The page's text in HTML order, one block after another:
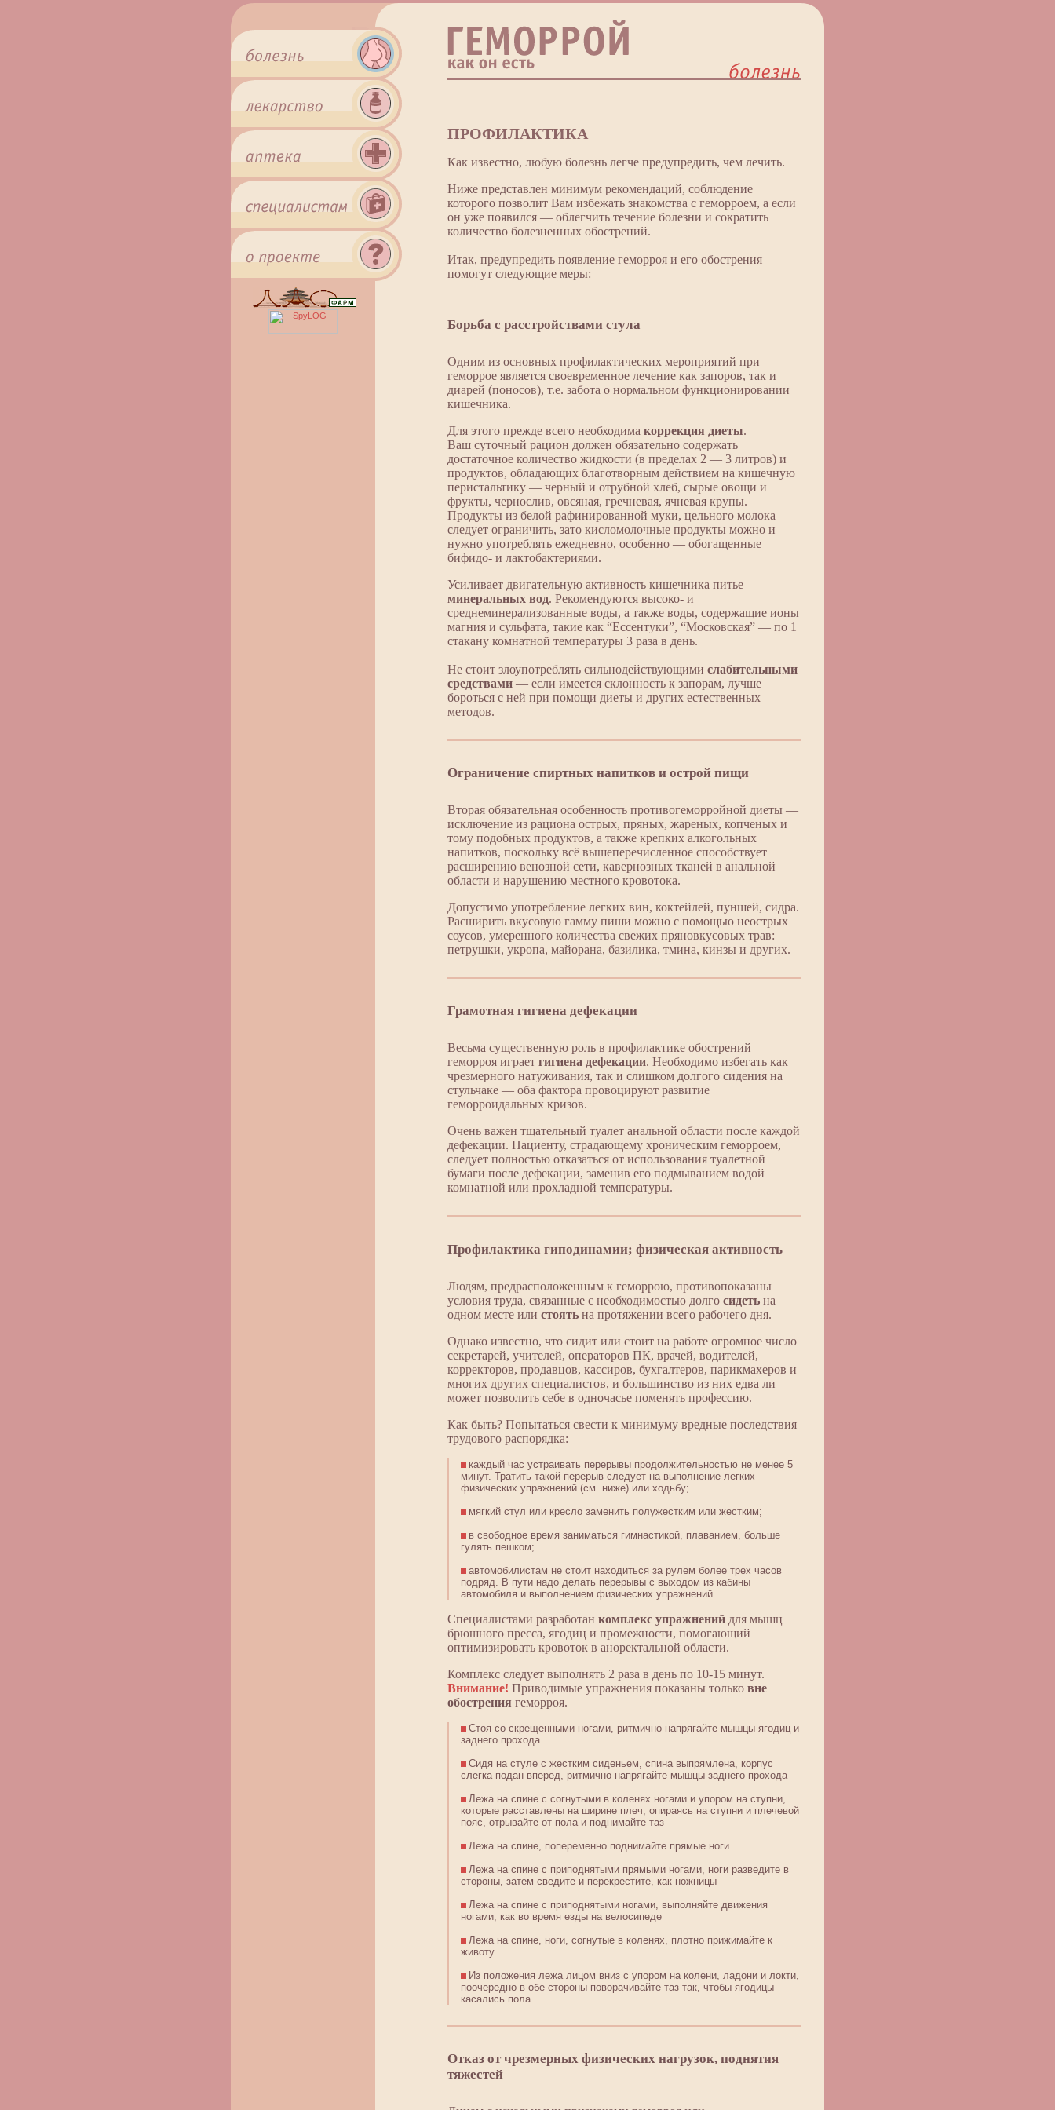
ПРОФИЛАКТИКА
Как известно, любую болезнь легче предупредить, чем лечить.
Ниже представлен минимум рекомендаций, соблюдение
которого позволит Вам избежать знакомства с геморроем, а если
он уже появился — облегчить течение болезни и сократить
количество болезненных обострений.
Итак, предупредить появление геморроя и его обострения
помогут следующие меры:
Борьба с расстройствами стула
Одним из основных профилактических мероприятий при
геморрое является своевременное лечение как запоров, так и
диарей (поносов), т.е. забота о нормальном функционировании
кишечника.
Для этого прежде всего необходима коррекция диеты.
Ваш суточный рацион должен обязательно содержать
достаточное количество жидкости (в пределах 2 — 3 литров) и
продуктов, обладающих благотворным действием на кишечную
перистальтику — черный и отрубной хлеб, сырые овощи и
фрукты, чернослив, овсяная, гречневая, ячневая крупы.
Продукты из белой рафинированной муки, цельного молока
следует ограничить, зато кисломолочные продукты можно и
нужно употреблять ежедневно, особенно — обогащенные
бифидо- и лактобактериями.
Усиливает двигательную активность кишечника питье
минеральных вод. Рекомендуются высоко- и
среднеминерализованные воды, а также воды, содержащие ионы
магния и сульфата, такие как “Ессентуки”, “Московская” — по 1
стакану комнатной температуры 3 раза в день.
Не стоит злоупотреблять сильнодействующими слабительными
средствами — если имеется склонность к запорам, лучше
бороться с ней при помощи диеты и других естественных
методов.
Ограничение спиртных напитков и острой пищи
Вторая обязательная особенность противогеморройной диеты —
исключение из рациона острых, пряных, жареных, копченых и
тому подобных продуктов, а также крепких алкогольных
напитков, поскольку всё вышеперечисленное способствует
расширению венозной сети, кавернозных тканей в анальной
области и нарушению местного кровотока.
Допустимо употребление легких вин, коктейлей, пуншей, сидра.
Расширить вкусовую гамму пиши можно с помощью неострых
соусов, умеренного количества свежих пряновкусовых трав:
петрушки, укропа, майорана, базилика, тмина, кинзы и других.
Грамотная гигиена дефекации
Весьма существенную роль в профилактике обострений
геморроя играет гигиена дефекации. Необходимо избегать как
чрезмерного натуживания, так и слишком долгого сидения на
стульчаке — оба фактора провоцируют развитие
геморроидальных кризов.
Очень важен тщательный туалет анальной области после каждой
дефекации. Пациенту, страдающему хроническим геморроем,
следует полностью отказаться от использования туалетной
бумаги после дефекации, заменив его подмыванием водой
комнатной или прохладной температуры.
Профилактика гиподинамии; физическая активность
Людям, предрасположенным к геморрою, противопоказаны
условия труда, связанные с необходимостью долго сидеть на
одном месте или стоять на протяжении всего рабочего дня.
Однако известно, что сидит или стоит на работе огромное число
секретарей, учителей, операторов ПК, врачей, водителей,
корректоров, продавцов, кассиров, бухгалтеров, парикмахеров и
многих других специалистов, и большинство из них едва ли
может позволить себе в одночасье поменять профессию.
Как быть? Попытаться свести к минимуму вредные последствия
трудового распорядка:
каждый час устраивать перерывы продолжительностью не менее 5
минут. Тратить такой перерыв следует на выполнение легких
физических упражнений (см. ниже) или ходьбу;
мягкий стул или кресло заменить полужестким или жестким;
в свободное время заниматься гимнастикой, плаванием, больше
гулять пешком;
автомобилистам не стоит находиться за рулем более трех часов
подряд. В пути надо делать перерывы с выходом из кабины
автомобиля и выполнением физических упражнений.
Специалистами разработан комплекс упражнений для мышц
брюшного пресса, ягодиц и промежности, помогающий
оптимизировать кровоток в аноректальной области.
Комплекс следует выполнять 2 раза в день по 10-15 минут.
Внимание! Приводимые упражнения показаны только вне
обострения геморроя.
Стоя со скрещенными ногами, ритмично напрягайте мышцы ягодиц и
заднего прохода
Сидя на стуле с жестким сиденьем, спина выпрямлена, корпус
слегка подан вперед, ритмично напрягайте мышцы заднего прохода
Лежа на спине с согнутыми в коленях ногами и упором на ступни,
которые расставлены на ширине плеч, опираясь на ступни и плечевой
пояс, отрывайте от пола и поднимайте таз
Лежа на спине, попеременно поднимайте прямые ноги
Лежа на спине с приподнятыми прямыми ногами, ноги разведите в
стороны, затем сведите и перекрестите, как ножницы
Лежа на спине с приподнятыми ногами, выполняйте движения
ногами, как во время езды на велосипеде
Лежа на спине, ноги, согнутые в коленях, плотно прижимайте к
животу
Из положения лежа лицом вниз с упором на колени, ладони и локти,
поочередно в обе стороны поворачивайте таз так, чтобы ягодицы
касались пола.
Отказ от чрезмерных физических нагрузок, поднятия
тяжестей